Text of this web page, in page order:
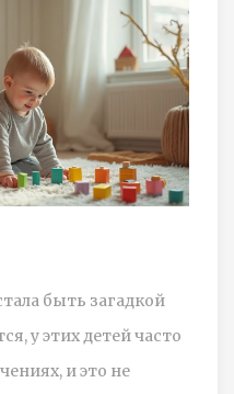
быть загадкой
у этих детей часто
и это не